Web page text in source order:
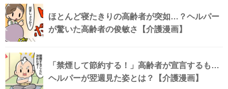
ほとんど寝たきりの高齢者が突如…？ヘルパー
が驚いた高齢者の俊敏さ【介護漫画】
「禁煙して節約する！」高齢者が宣言するも…
ヘルパーが翌週見た姿とは？【介護漫画】